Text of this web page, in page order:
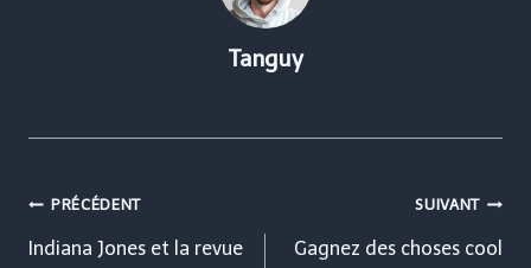
Tanguy
Navigation
de
PRÉCÉDENT
Indiana Jones et la revue
SUIVANT
Gagnez des choses cool